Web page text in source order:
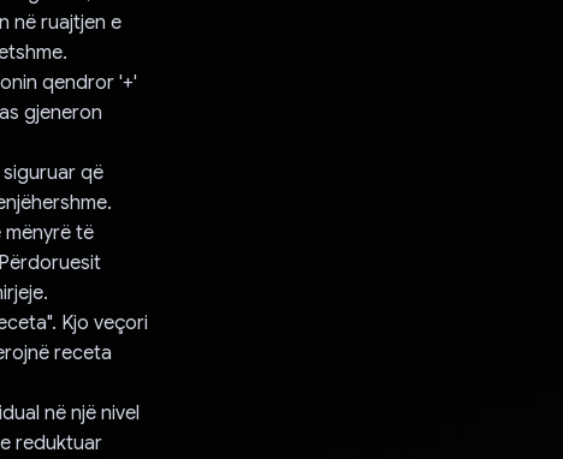
në ruajtjen e
qendror '+'
gjeneron
që
mënyrë të
Kjo veçori
receta
në një nivel
reduktuar